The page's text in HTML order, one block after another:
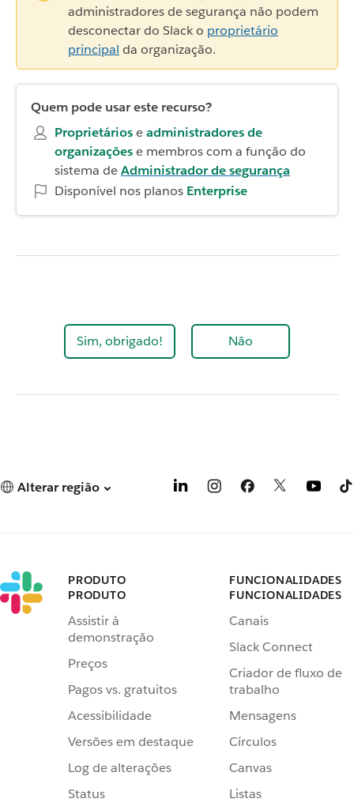
administradores de segurança não podem
desconectar do Slack o proprietário
principal da organização.
Quem pode usar este recurso?
Proprietárioseadministradores de
organizaçõese membros com a função do
sistema deAdministrador de segurança
Disponível nos planos Enterprise
Sim, obrigado! Não
Alterar região
PRODUTO
PRODUTO
Assistir à
demonstração
Preços
Pagos vs. gratuitos
Acessibilidade
Versões em destaque
Log de alterações
Status
FUNCIONALIDADES
FUNCIONALIDADES
Canais
Slack Connect
Criador de fluxo de
trabalho
Mensagens
Círculos
Canvas
Listas